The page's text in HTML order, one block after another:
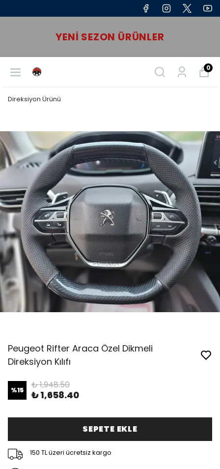
YENI SEZON ÜRÜNLER
0
Direksiyon Ürünü
Peugeot Rifter Araca Özel Dikmeli
Direksiyon Kılıfı
%15 ₺ 1,948.50
₺ 1,658.40
SEPETE EKLE
150 TL üzeri ücretsiz kargo